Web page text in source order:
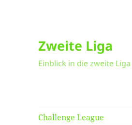
Zweite Liga
Einblick in die zweite Liga
Challenge League